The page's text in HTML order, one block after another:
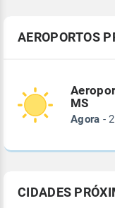
AEROPORTOS
MS
Agora -
CIDADES